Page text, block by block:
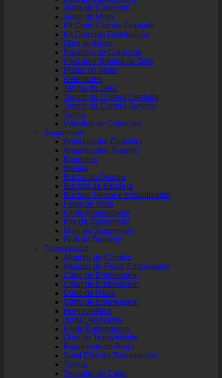
Junta do Cabeçote
Junta do Motor
Kit Capa Correia Dentada
Kit Corrente Distribuição
Óleo de Motor
Parafuso de Cabeçote
Pescador Bomba de Óleo
Pistão do Motor
Retentores
Tampa do Óleo
Tensor da Correia Dentada
Tensor da Correia Serviço
Tucho
Válvulas de Cabeçote
Suspensão
Amortecedor Dianteiro
Amortecedor Traseiro
Bandejas
Bieleta
Bucha do Quadro
Buchas da Bandeja
Buchas Tensor e Estabilizador
Feixe de Mola
Kit do Amortecedor
Kits da Suspensão
Mola da Suspensão
Pivô da Bandeja
Transmissão
Atuador do Câmbio
Atuador do Pedal Embreagem
Cabo de Embreagem
Colar de Embreagem
Cubo de Roda
Garfo de Embreagem
Homocinética
Junta Deslizante
Kit de Embreagem
Óleo de Transmissão
Rolamento de Roda
Semi Eixo da Transmissão
Trizeta
Trocador de Calor